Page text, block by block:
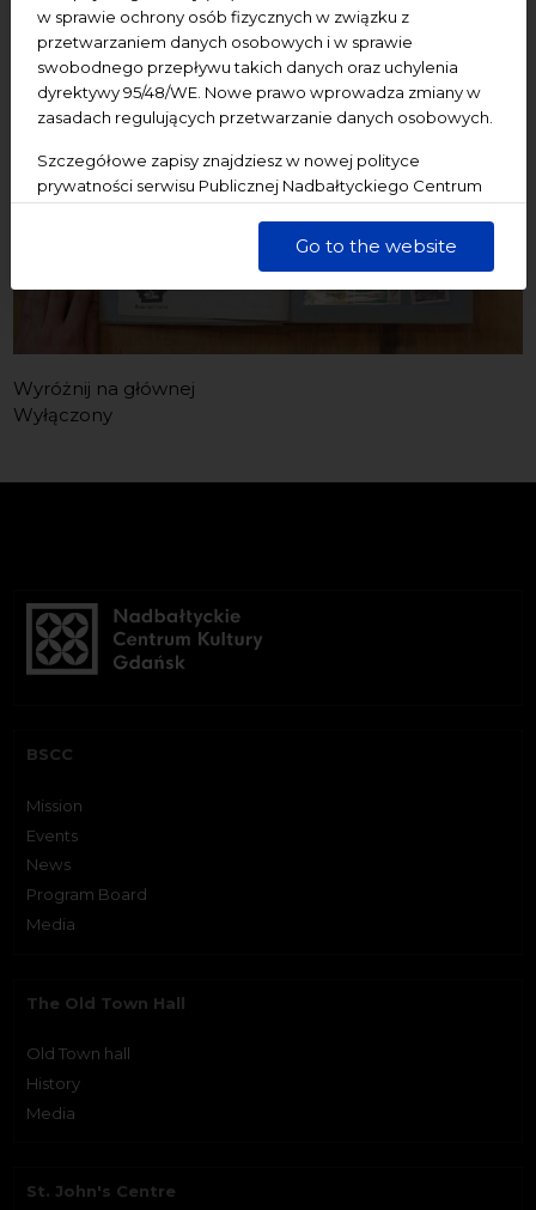
w sprawie ochrony osób fizycznych w związku z
przetwarzaniem danych osobowych i w sprawie
swobodnego przepływu takich danych oraz uchylenia
dyrektywy 95/48/WE. Nowe prawo wprowadza zmiany w
zasadach regulujących przetwarzanie danych osobowych.
Szczegółowe zapisy znajdziesz w nowej polityce
prywatności serwisu Publicznej Nadbałtyckiego Centrum
dane są przetwarzane w sposób bezpieczny, z należytą
Go to the website
Wyróżnij na głównej
Wyłączony
BSCC
Mission
Events
News
Program Board
Media
The Old Town Hall
Old Town hall
History
Media
St. John's Centre